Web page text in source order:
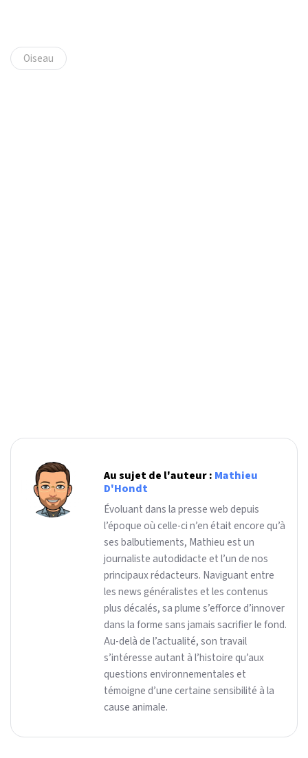
Oiseau
Au sujet de l'auteur : Mathieu
D'Hondt
Évoluant dans la presse web depuis
l’époque où celle-ci n’en était encore qu’à
ses balbutiements, Mathieu est un
journaliste autodidacte et l’un de nos
principaux rédacteurs. Naviguant entre
les news généralistes et les contenus
plus décalés, sa plume s’efforce d’innover
dans la forme sans jamais sacrifier le fond.
Au-delà de l’actualité, son travail
s’intéresse autant à l’histoire qu’aux
questions environnementales et
témoigne d’une certaine sensibilité à la
cause animale.